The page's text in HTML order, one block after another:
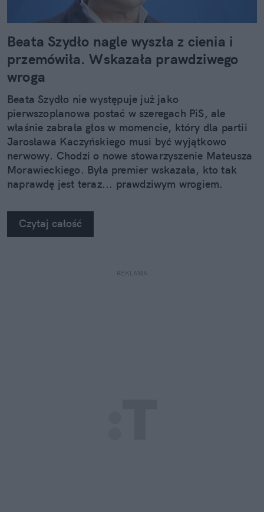
Beata Szydło nagle wyszła z cienia i
przemówiła. Wskazała prawdziwego
wroga
Beata Szydło nie występuje już jako
pierwszoplanowa postać w szeregach PiS, ale
właśnie zabrała głos w momencie, który dla partii
Jarosława Kaczyńskiego musi być wyjątkowo
nerwowy. Chodzi o nowe stowarzyszenie Mateusza
Morawieckiego. Była premier wskazała, kto tak
naprawdę jest teraz... prawdziwym wrogiem.
Czytaj całość
REKLAMA